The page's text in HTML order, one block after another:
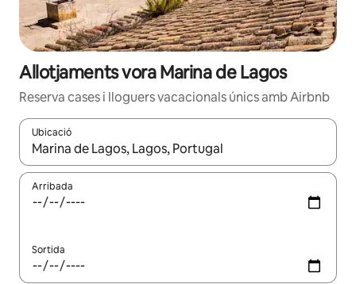
Allotjaments vora Marina de Lagos
Reserva cases i lloguers vacacionals únics amb Airbnb
Ubicació
Quan els resultats estiguin disponibles, podràs navegar-hi a
Arribada
Sortida